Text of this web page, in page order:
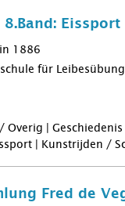
Eissport
1886
für
Overig |
| Kunstrijden /
Fred de